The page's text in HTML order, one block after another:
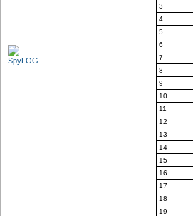
3
4
5
6
7
8
9
10
11
12
13
14
15
16
17
18
19